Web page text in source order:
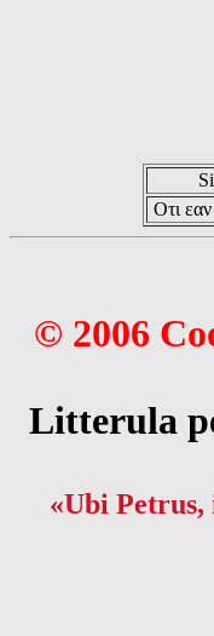
Οτι
© 2006
Litterula
«Ubi